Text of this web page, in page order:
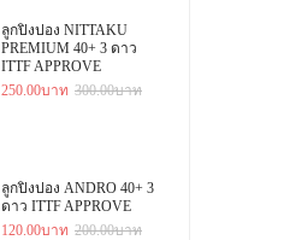
ลูกปิงปอง NITTAKU
PREMIUM 40+ 3 ดาว
ITTF APPROVE
250.00บาท 300.00บาท
ลูกปิงปอง ANDRO 40+ 3
ดาว ITTF APPROVE
120.00บาท 200.00บาท